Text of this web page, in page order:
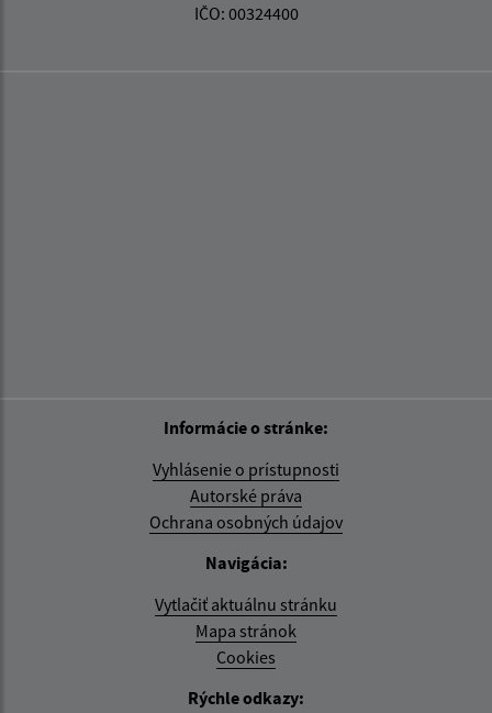
IČO: 00324400
Informácie o stránke:
Vyhlásenie o prístupnosti
Autorské práva
Ochrana osobných údajov
Navigácia:
Vytlačiť aktuálnu stránku
Mapa stránok
Cookies
Rýchle odkazy: